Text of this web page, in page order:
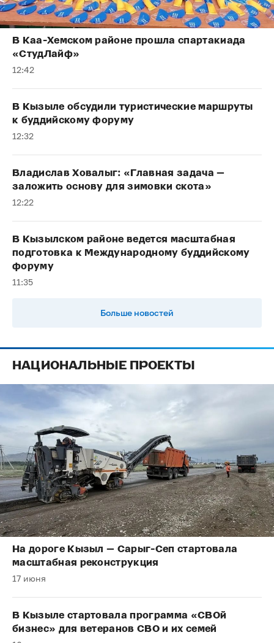
В Каа-Хемском районе прошла спартакиада
«СтудЛайф»
12:42
В Кызыле обсудили туристические маршруты
к буддийскому форуму
12:32
Владислав Ховалыг: «Главная задача —
заложить основу для зимовки скота»
12:22
В Кызылском районе ведется масштабная
подготовка к Международному буддийскому
форуму
11:35
Больше новостей
НАЦИОНАЛЬНЫЕ ПРОЕКТЫ
На дороге Кызыл — Сарыг-Сеп стартовала
масштабная реконструкция
17 июня
В Кызыле стартовала программа «СВОй
бизнес» для ветеранов СВО и их семей